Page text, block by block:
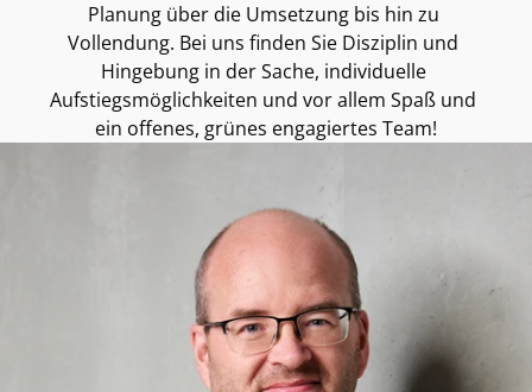
Planung über die Umsetzung bis hin zu
Vollendung. Bei uns finden Sie Disziplin und
Hingebung in der Sache, individuelle
Aufstiegsmöglichkeiten und vor allem Spaß und
ein offenes, grünes engagiertes Team!